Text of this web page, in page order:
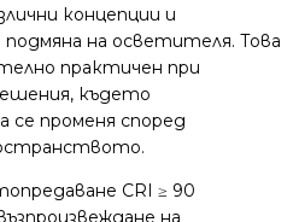
концепции и
на осветителя. Това
практичен при
където
променя според
CRI ≥ 90
на